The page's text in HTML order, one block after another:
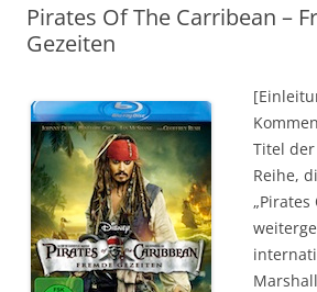
Pirates Of The Carribean –
Gezeiten
Titel der
Reihe,
„Pirates